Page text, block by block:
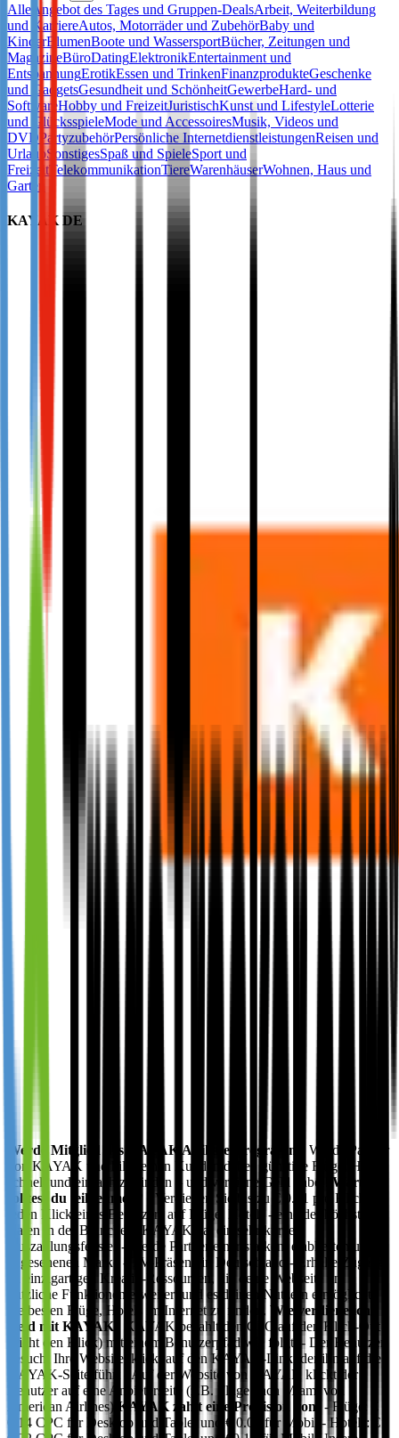
Alle Angebot des Tages und Gruppen-DealsArbeit, Weiterbildung
und KarriereAutos, Motorräder und ZubehörBaby und
KinderBlumenBoote und WassersportBücher, Zeitungen und
MagazineBüroDatingElektronikEntertainment und
EntspannungErotikEssen und TrinkenFinanzprodukteGeschenke
und GadgetsGesundheit und SchönheitGewerbeHard- und
SoftwareHobby und FreizeitJuristischKunst und LifestyleLotterie
und GlücksspieleMode und AccessoiresMusik, Videos und
DVD PartyzubehörPersönliche InternetdienstleistungenReisen und
UrlaubSonstigesSpaß und SpieleSport und
FreizeitTelekommunikationTiereWarenhäuserWohnen, Haus und
Garten
KAYAK DE
Werde Mitglied des KAYAK Affiliate-Programms
Werde Partner
von KAYAK und hilf deinen Kunden dabei, günstige Flüge, Hotels
schnell und einfach zu finden – und verdiene Geld dabei! Warum
solltest du teilnehmen?
- Verdienen Sie bis zu € 0.31 pro Klick für
jeden Klick eines Benutzers auf Flüge, Hotels - eine der höchsten
Raten in der Branche. - KAYAK hat ein sehr kurzes
Auszahlungsfenster - Werde Partner einer starken, etablierten und
angesehenen Marke - TV-Präsenz in Deutschland - Erhalte Zugang
zu einzigartigen Kreativ-Ressourcen, die deine Webseite um
nützliche Funktionen erweitert und es deinen Nutzern ermöglicht,
die besten Flüge, Hotels im Internet zu finden. Wie verdiene ich
Geld mit KAYAK?
KAYAK bezahlt den CPC auf den Klick-Out
(nicht den Klick) mit einem Benutzerpfad wie folgt: - Der Benutzer
besucht Ihre Website, klickt auf den KAYAK-Link, der ihn auf die
KAYAK-Seite führt - Auf der Website von KAYAK klickt der
Benutzer auf eine Anbieterseite (z.B. Flüge nach Miami von
American Airlines) KAYAK zahlt eine Provision von: - Flüge: €
0.14 CPC für Desktop und Tablet und € 0.06 für Mobil - Hotels: €